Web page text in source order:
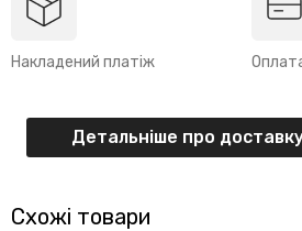
Накладений платіж
Детальніше про
Схожі товари